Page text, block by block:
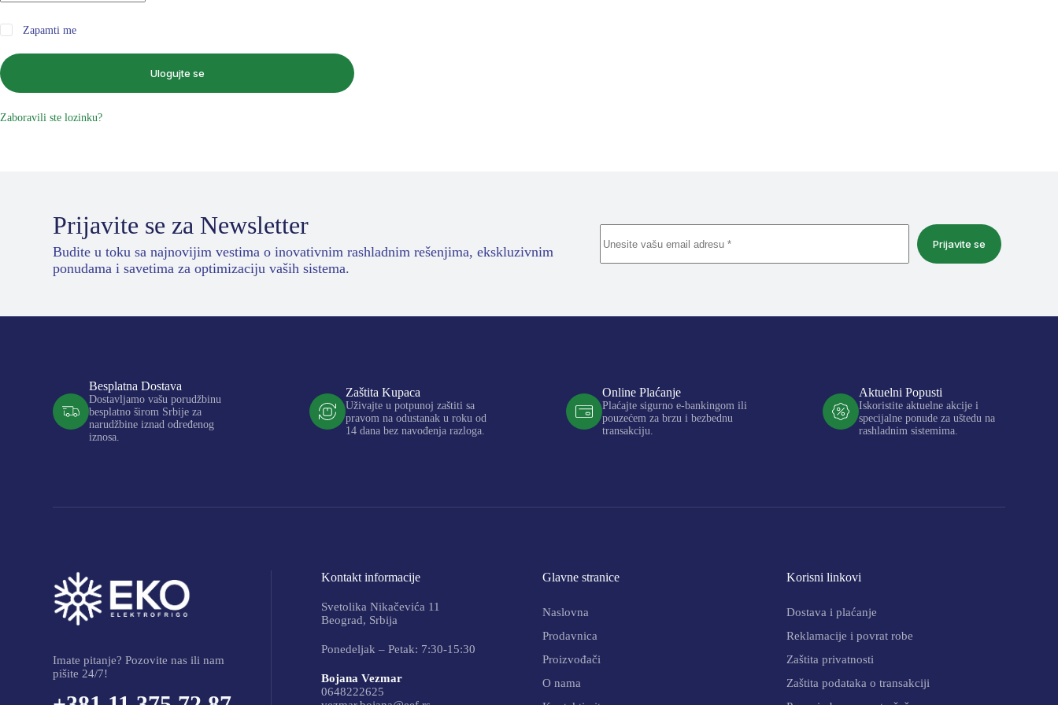
Zapamti me
Ulogujte se
Zaboravili ste lozinku?
Prijavite se za Newsletter
Budite u toku sa najnovijim vestima o inovativnim rashladnim rešenjima, ekskluzivnim
ponudama i savetima za optimizaciju vaših sistema.
Prijavite se
Besplatna Dostava
Dostavljamo vašu porudžbinu
besplatno širom Srbije za
narudžbine iznad određenog
iznosa.
Zaštita Kupaca
Uživajte u potpunoj zaštiti sa
pravom na odustanak u roku od
14 dana bez navođenja razloga.
Online Plaćanje
Plaćajte sigurno e-bankingom ili
pouzećem za brzu i bezbednu
transakciju.
Aktuelni Popusti
Iskoristite aktuelne akcije i
specijalne ponude za uštedu na
rashladnim sistemima.
Imate pitanje? Pozovite nas ili nam
pišite 24/7!
Kontakt informacije
Svetolika Nikačevića 11
Beograd, Srbija
Ponedeljak – Petak: 7:30-15:30
Bojana Vezmar
0648222625
Glavne stranice
Naslovna
Prodavnica
Proizvođači
O nama
Korisni linkovi
Dostava i plaćanje
Reklamacije i povrat robe
Zaštita privatnosti
Zaštita podataka o transakciji